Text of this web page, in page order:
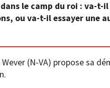
le camp du roi : va-
ou va-t-il essayer une
Wever (N-VA) propose sa